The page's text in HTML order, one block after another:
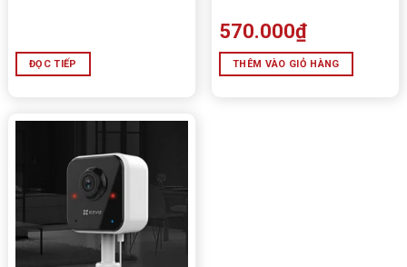
ĐỌC TIẾP
570.000₫
THÊM VÀO GIỎ HÀNG